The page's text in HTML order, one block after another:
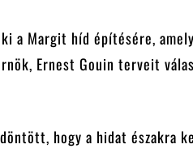
a Margit híd építésére,
Ernest Gouin terveit
hogy a hidat északra